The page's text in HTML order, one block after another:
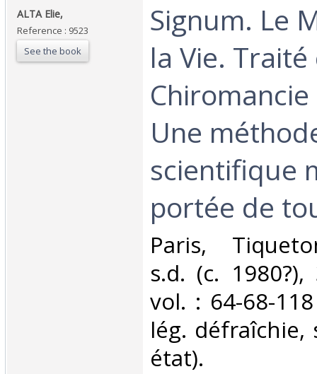
‎ALTA Elie,‎
Reference : 9523
See the book
‎Signum. Le
la Vie.
Une
scientifique
portée de
‎Paris,
s.d. (c.
vol. : 64-68-
lég.
état).‎